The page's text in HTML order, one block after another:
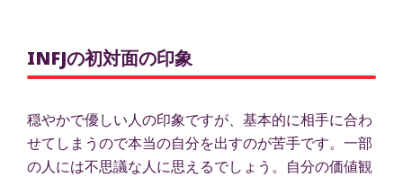
INFJの初対面の印象
穏やかで優しい人の印象ですが、基本的に相手に合わ
せてしまうので本当の自分を出すのが苦手です。一部
の人には不思議な人に思えるでしょう。自分の価値観